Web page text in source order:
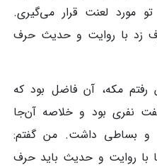
مورد لعنت قرار می‌گیری.
زد با روایت و حدیث حرف
مکه، آن فاضل بود که
نفری بود و خلاصه آن‌جا
و بساطی داشت. من گفتم:
با روایت و حدیث باید حرف